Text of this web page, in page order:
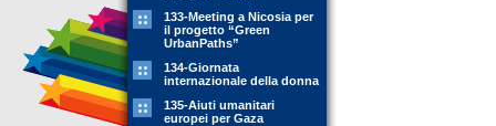
133-Meeting a Nicosia per
il progetto “Green
UrbanPaths”
134-Giornata
internazionale della donna
135-Aiuti umanitari
europei per Gaza